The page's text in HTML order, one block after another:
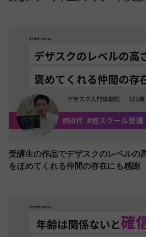
受講生の作品でデザスクのレベルの
をほめてくれる仲間の存在にも感謝